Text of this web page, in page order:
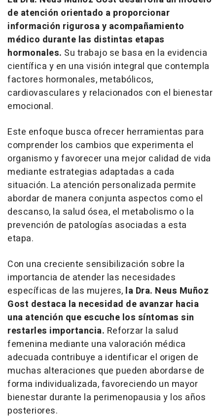
de atención orientado a proporcionar
información rigurosa y acompañamiento
médico durante las distintas etapas
hormonales. Su trabajo se basa en la evidencia
científica y en una visión integral que contempla
factores hormonales, metabólicos,
cardiovasculares y relacionados con el bienestar
emocional.
Este enfoque busca ofrecer herramientas para
comprender los cambios que experimenta el
organismo y favorecer una mejor calidad de vida
mediante estrategias adaptadas a cada
situación. La atención personalizada permite
abordar de manera conjunta aspectos como el
descanso, la salud ósea, el metabolismo o la
prevención de patologías asociadas a esta
etapa.
Con una creciente sensibilización sobre la
importancia de atender las necesidades
específicas de las mujeres, la Dra. Neus Muñoz
Gost destaca la necesidad de avanzar hacia
una atención que escuche los síntomas sin
restarles importancia. Reforzar la salud
femenina mediante una valoración médica
adecuada contribuye a identificar el origen de
muchas alteraciones que pueden abordarse de
forma individualizada, favoreciendo un mayor
bienestar durante la perimenopausia y los años
posteriores.